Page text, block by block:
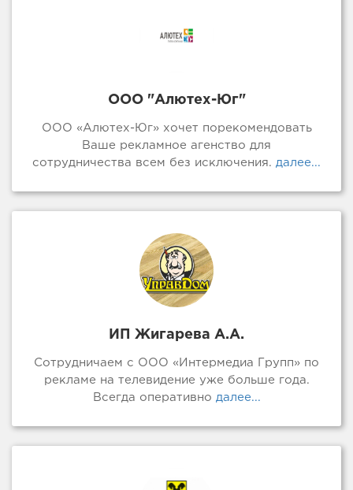
ООО "Алютех-Юг"
ООО «Алютех-Юг» хочет порекомендовать
Ваше рекламное агенство для
сотрудничества всем без исключения. далее...
ИП Жигарева А.А.
Сотрудничаем с ООО «Интермедиа Групп» по
рекламе на телевидение уже больше года.
Всегда оперативно далее...